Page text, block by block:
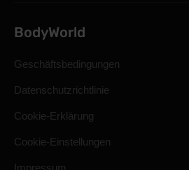
BodyWorld
Geschäftsbedingungen
Datenschutzrichtlinie
Cookie-Erklärung
Cookie-Einstellungen
Impressum